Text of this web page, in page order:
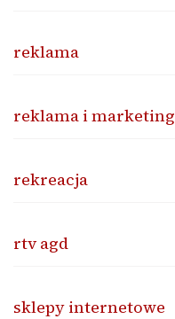
reklama
reklama i marketing
rekreacja
rtv agd
sklepy internetowe